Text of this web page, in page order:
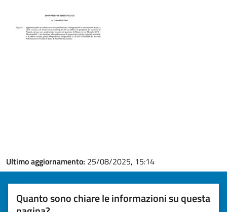
Ultimo aggiornamento: 25/08/2025, 15:14
Quanto sono chiare le informazioni su questa